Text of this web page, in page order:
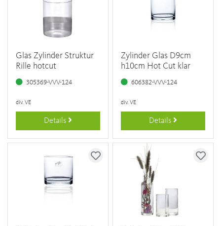
Glas Zylinder Struktur
Rille hotcut
305369-VVV-124
div. VE
Details
Zylinder Glas D9cm
h10cm Hot Cut klar
606382-VVV-124
div. VE
Details